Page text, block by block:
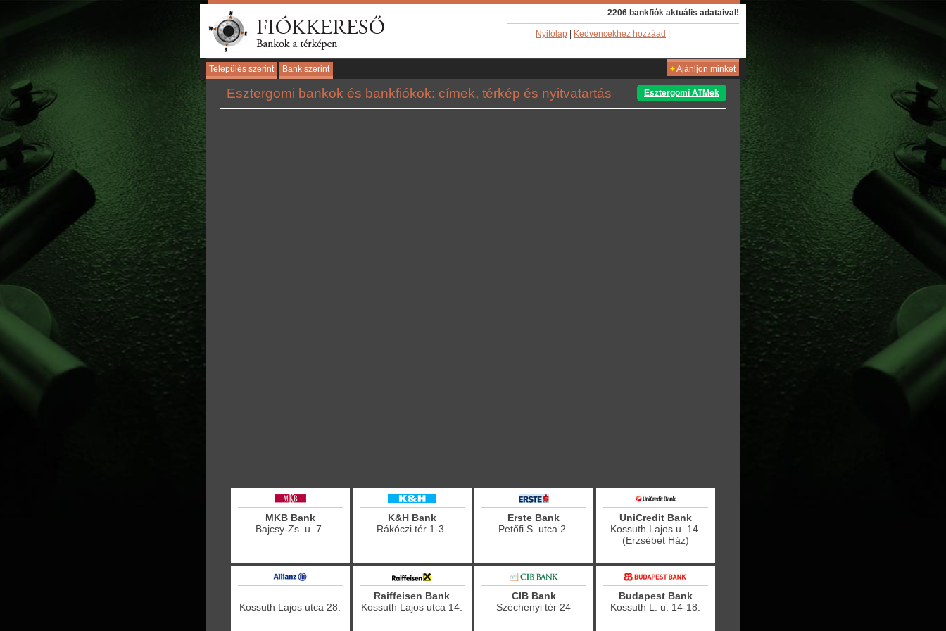
2206 bankfiók aktuális adataival!
Nyitólap Kedvencekhez hozzáad
Település szerint Bank szerint +Ajánljon minket
Esztergomi bankok és bankfiókok: címek, térkép és nyitvatartás Esztergomi ATMek
MKB Bank
Bajcsy-Zs. u. 7.
K&H Bank
Rákóczi tér 1-3.
Erste Bank
Petőfi S. utca 2.
UniCredit Bank
Kossuth Lajos u. 14.
(Erzsébet Ház)
Kossuth Lajos utca 28.
Raiffeisen Bank
Kossuth Lajos utca 14.
CIB Bank
Széchenyi tér 24
Budapest Bank
Kossuth L. u. 14-18.